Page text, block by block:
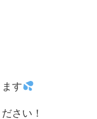
す
さい！